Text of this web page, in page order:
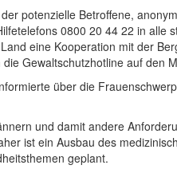
potenzielle Betroffene,
0800 20 44 22 in alle
eine Kooperation mit der
Gewaltschutzhotline auf den
über die
und damit andere
ist ein Ausbau des
geplant.